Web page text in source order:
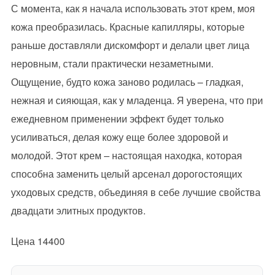
С момента, как я начала использовать этот крем, моя
кожа преобразилась. Красные капилляры, которые
раньше доставляли дискомфорт и делали цвет лица
неровным, стали практически незаметными.
Ощущение, будто кожа заново родилась – гладкая,
нежная и сияющая, как у младенца. Я уверена, что при
ежедневном применении эффект будет только
усиливаться, делая кожу еще более здоровой и
молодой. Этот крем – настоящая находка, которая
способна заменить целый арсенал дорогостоящих
уходовых средств, объединяя в себе лучшие свойства
двадцати элитных продуктов.
Цена 14400